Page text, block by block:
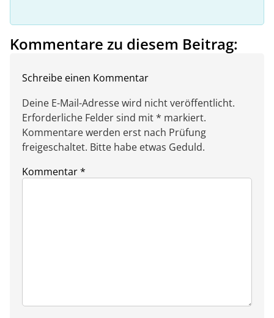
Kommentare zu diesem Beitrag:
Schreibe einen Kommentar
Deine E-Mail-Adresse wird nicht veröffentlicht.
Erforderliche Felder sind mit * markiert.
Kommentare werden erst nach Prüfung
freigeschaltet. Bitte habe etwas Geduld.
Kommentar*